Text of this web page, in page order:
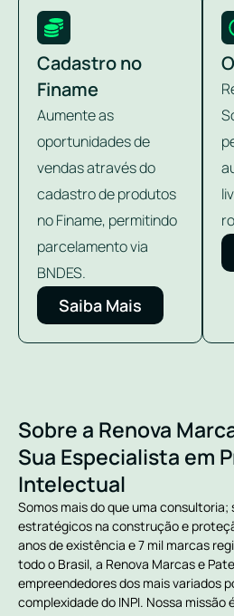
Cadastro no
Finame
Aumente as
oportunidades de
vendas através do
cadastro de produtos
no Finame, permitindo
parcelamento via
BNDES.
Saiba Mais
Sobre a Renova
Sua Especialista em
Intelectual
Somos mais do que uma consultoria;
estratégicos na construção e
anos de existência e 7 mil marcas
todo o Brasil, a Renova Marcas e
empreendedores dos mais variados
complexidade do INPI. Nossa